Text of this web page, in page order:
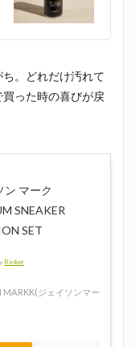
。どれだけ汚れて
った時の喜びが戻
ン マーク
SNEAKER
SET
Rinker
MARKK(ジェイソンマー